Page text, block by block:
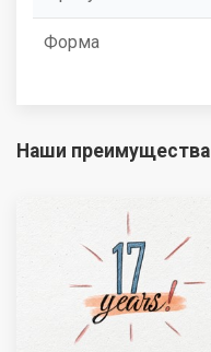
Форма
Наши преимущества